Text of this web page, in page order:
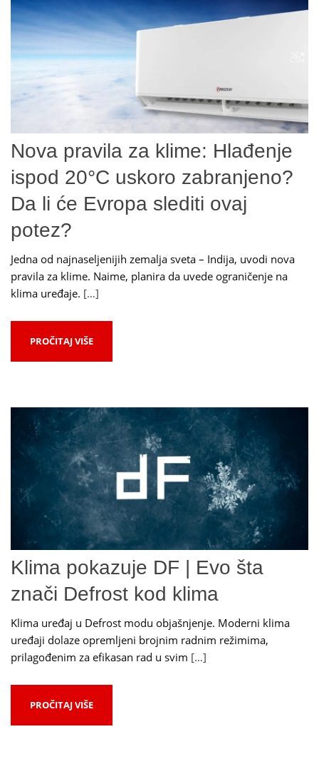
Nova pravila za klime: Hlađenje
ispod 20°C uskoro zabranjeno?
Da li će Evropa slediti ovaj
potez?
Jedna od najnaseljenijih zemalja sveta – Indija, uvodi nova
pravila za klime. Naime, planira da uvede ograničenje na
klima uređaje. […]
PROČITAJ VIŠE
Klima pokazuje DF | Evo šta
znači Defrost kod klima
Klima uređaj u Defrost modu objašnjenje. Moderni klima
uređaji dolaze opremljeni brojnim radnim režimima,
prilagođenim za efikasan rad u svim […]
PROČITAJ VIŠE